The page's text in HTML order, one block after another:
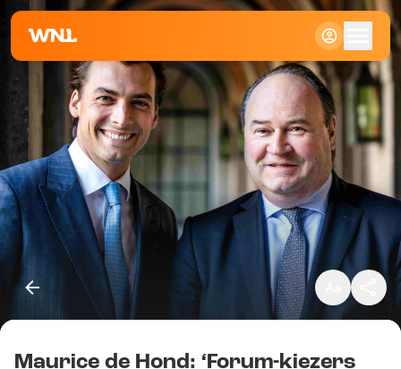
Klein
Standaard
Groot
Maurice de Hond: ‘Forum-kiezers